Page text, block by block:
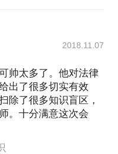
2018.11.07
帅太多了。他对法律
出了很多切实有效
除了很多知识盲区，
。十分满意这次会